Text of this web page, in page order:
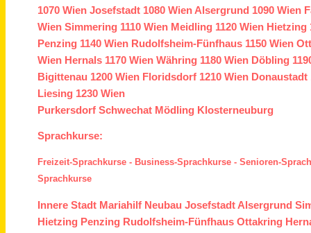
1070 Wien Josefstadt 1080 Wien Alsergrund 1090 Wien
Wien Simmering 1110 Wien Meidling 1120 Wien Hietzing
Penzing 1140 Wien Rudolfsheim-Fünfhaus 1150 Wien
Wien Hernals 1170 Wien Währing 1180 Wien Döbling
Bigittenau 1200 Wien Floridsdorf 1210 Wien Donaustadt
Liesing 1230 Wien
Purkersdorf Schwechat Mödling Klosterneuburg
Sprachkurse:
Freizeit-Sprachkurse - Business-Sprachkurse -Senioren-
Sprachkurse
Innere Stadt Mariahilf Neubau Josefstadt Alsergrund
Hietzing Penzing Rudolfsheim-Fünfhaus Ottakring